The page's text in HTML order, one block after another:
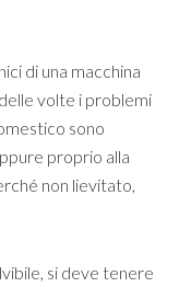
di una macchina
volte i problemi
sono
proprio alla
non lievitato,
si deve tenere